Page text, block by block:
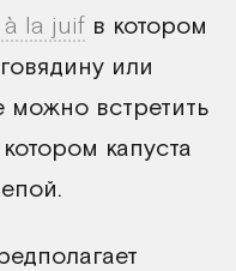
la juif в котором
или
можно встретить
капуста